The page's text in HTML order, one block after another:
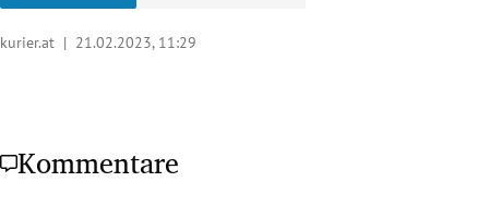
kurier.at | 21.02.2023, 11:29
Kommentare